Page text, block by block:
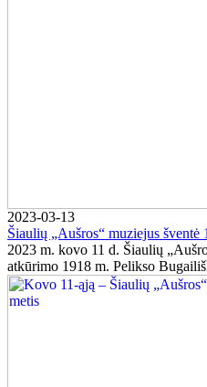
2023-03-13
Šiaulių „Aušros“ muziejus šventė
2023 m. kovo 11 d. Šiaulių
atkūrimo 1918 m. Pelikso